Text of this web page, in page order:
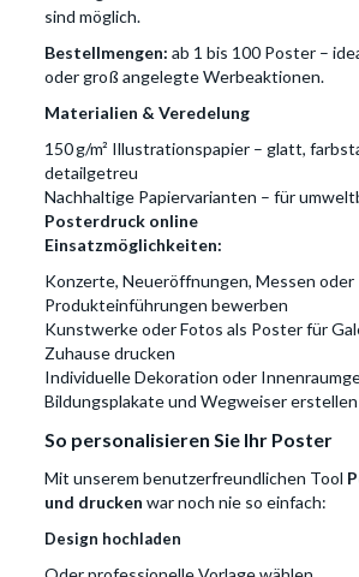
sind möglich.
Bestellmengen: ab 1 bis 100 Poster –
oder groß angelegte Werbeaktionen.
Materialien & Veredelung
150 g/m² Illustrationspapier – glatt,
detailgetreu
Nachhaltige Papiervarianten – für
Posterdruck online
Einsatzmöglichkeiten:
Konzerte, Neueröffnungen, Messen oder
Produkteinführungen bewerben
Kunstwerke oder Fotos als Poster für
Zuhause drucken
Individuelle Dekoration oder
Bildungsplakate und Wegweiser erstellen
So personalisieren Sie Ihr Poster
Mit unserem benutzerfreundlichen Tool
und drucken war noch nie so einfach:
Design hochladen